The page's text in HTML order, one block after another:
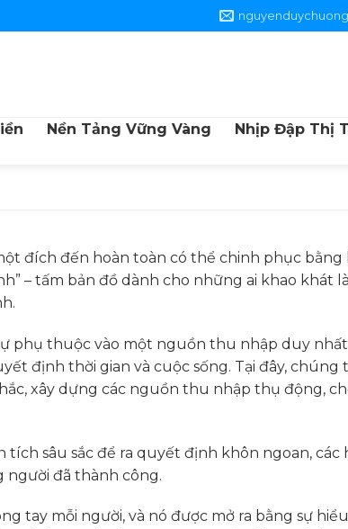
Nền Tảng Vững Vàng Nhịp Đập Thị
đích đến hoàn toàn có thể chinh phục
– tấm bản đồ dành cho những ai khao khát
phụ thuộc vào một nguồn thu nhập duy
định thời gian và cuộc sống. Tại đây,
xây dựng các nguồn thu nhập thụ động,
tích sâu sắc để ra quyết định khôn ngoan,
đã thành công.
tay mỗi người, và nó được mở ra bằng sự